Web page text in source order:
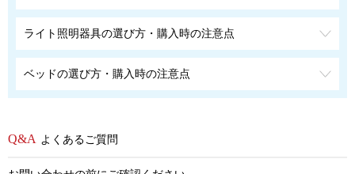
ライト照明器具の選び方・購入時の注意点
ベッドの選び方・購入時の注意点
よくあるご質問